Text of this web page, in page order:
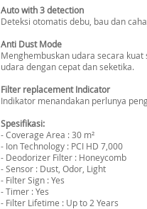
Auto with 3 detection
Deteksi otomatis debu, bau dan
Anti Dust Mode
Menghembuskan udara secara
udara dengan cepat dan seketika.
Filter replacement Indicator
Indikator menandakan perlunya
Spesifikasi:
- Coverage Area : 30 m²
- Ion Technology : PCI HD 7,000
- Deodorizer Filter : Honeycomb
- Sensor : Dust, Odor, Light
- Filter Sign : Yes
- Timer : Yes
- Filter Lifetime : Up to 2 Years